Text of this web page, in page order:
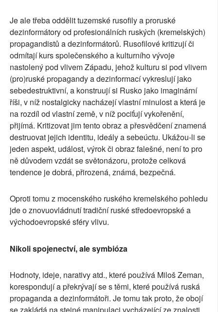
Je ale třeba oddělit tuzemské rusofily a proruské
dezinformátory od profesionálních ruských (kremelských)
propagandistů a dezinformátorů. Rusofilové kritizují či
odmítají kurs společenského a kulturního vývoje
nastolený pod vlivem Západu, jehož kulturu si pod vlivem
(pro)ruské propagandy a dezinformací vykreslují jako
sebedestruktivní, a konstruují si Rusko jako imaginární
říši, v níž nostalgicky nacházejí vlastní minulost a která je
na rozdíl od vlastní země, v níž pociťují vykořenění,
přijímá. Kritizovat jim tento obraz a přesvědčení znamená
destruovat jejich identitu, ideály a sebeúctu. Ukážou-li se
jeden aspekt, událost, výrok či obraz falešné, není to pro
ně důvodem vzdát se světonázoru, protože celková
tendence je dobrá, přirozená, známá, bezpečná.
Oproti tomu z mocenského ruského kremelského pohledu
jde o znovuovládnutí tradiční ruské středoevropské a
východoevropské sféry vlivu.
Nikoli spojenectví, ale symbióza
Hodnoty, ideje, narativy atd., které používá Miloš Zeman,
korespondují a překrývají se s těmi, které používá ruská
propaganda a dezinformátoři. Je tomu tak proto, že obojí